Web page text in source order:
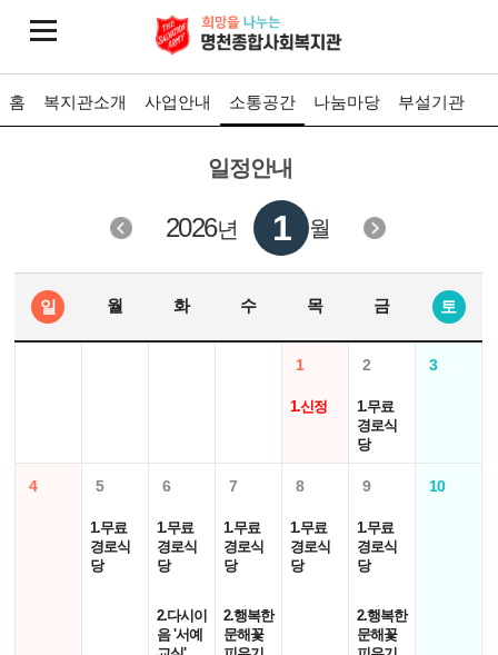
홈 복지관소개 사업안내 소통공간 나눔마당 부설기관
일정안내
2026년 1 월
일 월 화 수 목 금 토
1
1.신정
2
1.무료
경로식
당
3
4 5
1.무료
경로식
당
6
1.무료
경로식
당
2.다시이
음 '서예
7
1.무료
경로식
당
2.행복한
문해꽃
8
1.무료
경로식
당
9
1.무료
경로식
당
2.행복한
문해꽃
10